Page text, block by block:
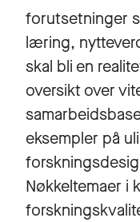
forutsetninger
læring,
skal bli en
oversikt over
eksempler på
Nøkkeltemaer i